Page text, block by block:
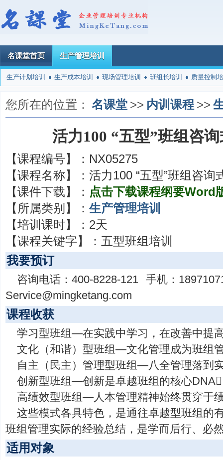
名课堂首页 生产管理培训
生产计划培训 生产成本培训 现场管理培训 班组长培训 质量控制
您所在的位置： 名课堂 >> 内训课程 >>
活力100 “五型”班组咨
【课程编号】： NX05275
【课程名称】： 活力100 “五型”班组咨询
【课件下载】： 点击下载课程纲要Word
【所属类别】： 生产管理培训
【培训课时】： 2天
【课程关键字】： 五型班组培训
我要预订
咨询电话：400-8228-121 手机：
Service@mingketang.com
课程收获
学习型班组—在实践中学习，在改善中提
文化（和谐）型班组—文化管理成为班组
自主（民主）管理型班组—八全管理落到
创新型班组—创新是卓越班组的核心DNA
高绩效型班组—人本管理精神始终贯穿于
这些模式各具特色，是通往卓越型班组的
班组管理实际的经验总结，是学而后行、必
适用对象